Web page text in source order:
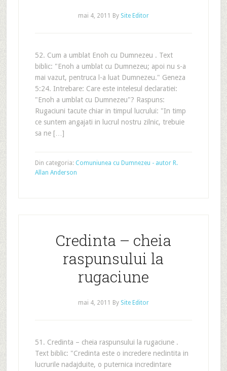
mai 4, 2011 By Site Editor
52. Cum a umblat Enoh cu Dumnezeu . Text
biblic: "Enoh a umblat cu Dumnezeu; apoi nu s-a
mai vazut, pentruca l-a luat Dumnezeu." Geneza
5:24. Intrebare: Care este intelesul declaratiei:
"Enoh a umblat cu Dumnezeu"? Raspuns:
Rugaciuni tacute chiar in timpul lucrului: "In timp
ce suntem angajati in lucrul nostru zilnic, trebuie
sa ne […]
Din categoria: Comuniunea cu Dumnezeu - autor R.
Allan Anderson
Credinta – cheia
raspunsului la
rugaciune
mai 4, 2011 By Site Editor
51. Credinta – cheia raspunsului la rugaciune .
Text biblic: "Credinta este o incredere neclintita in
lucrurile nadajduite, o puternica incredintare